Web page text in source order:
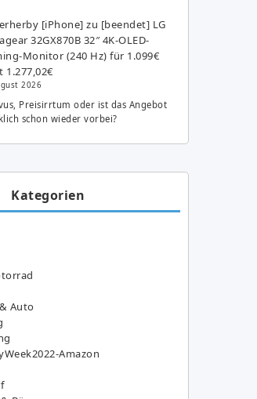
[iPhone] zu [beendet] LG
32GX870B 32″ 4K-OLED-
Monitor (240 Hz) für 1.099€
1.277,02€
2026
Preisirrtum oder ist das Angebot
schon wieder vorbei?
Kategorien
Auto
Amazon